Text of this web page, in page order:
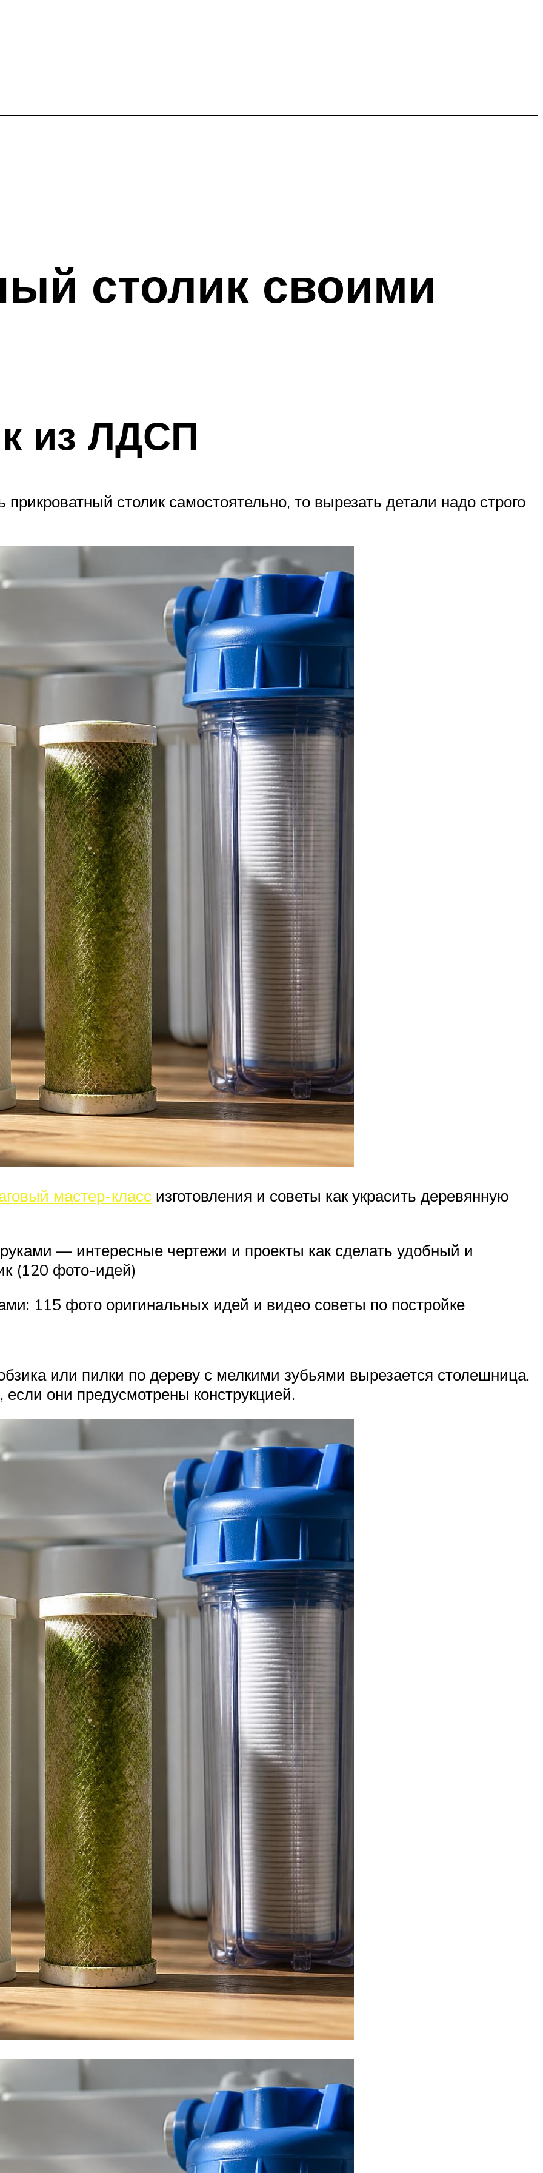
столик своими
из ЛДСП
столик самостоятельно, то вырезать детали надо строго
мастер-класс изготовления и советы как украсить деревянную
— интересные чертежи и проекты как сделать удобный и
(120 фото-идей)
115 фото оригинальных идей и видео советы по постройке
или пилки по дереву с мелкими зубьями вырезается столешница.
они предусмотрены конструкцией.